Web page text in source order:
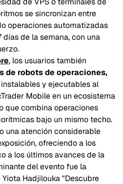
se sincronizan entre
operaciones automatizadas
días de la semana, con una
, los usuarios también
de robots de operaciones,
instalables y ejecutables al
Mobile en un ecosistema
que combina operaciones
bajo un mismo techo.
una atención considerable
ofreciendo a los
a los últimos avances de la
del evento fue la
Hadjilouka "Descubre